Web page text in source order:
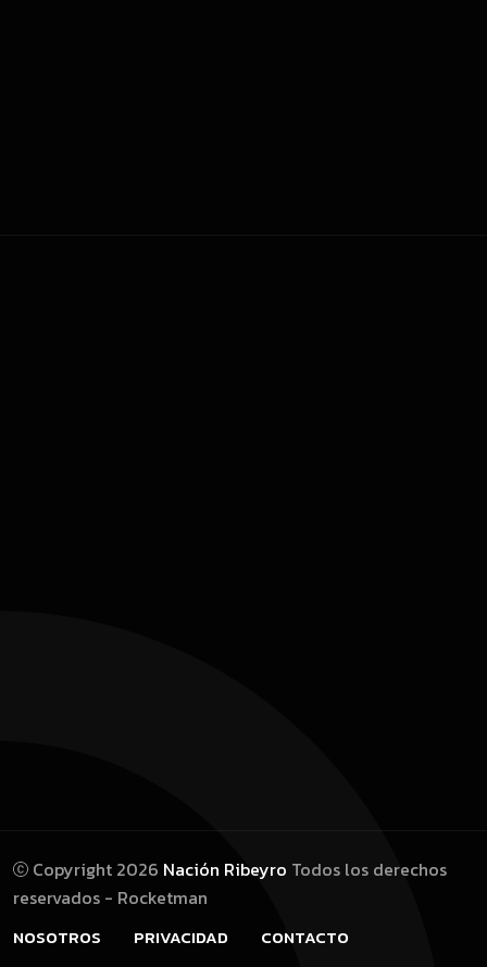
Copyright 2026 Nación Ribeyro Todos los derechos
reservados - Rocketman
NOSOTROS PRIVACIDAD CONTACTO